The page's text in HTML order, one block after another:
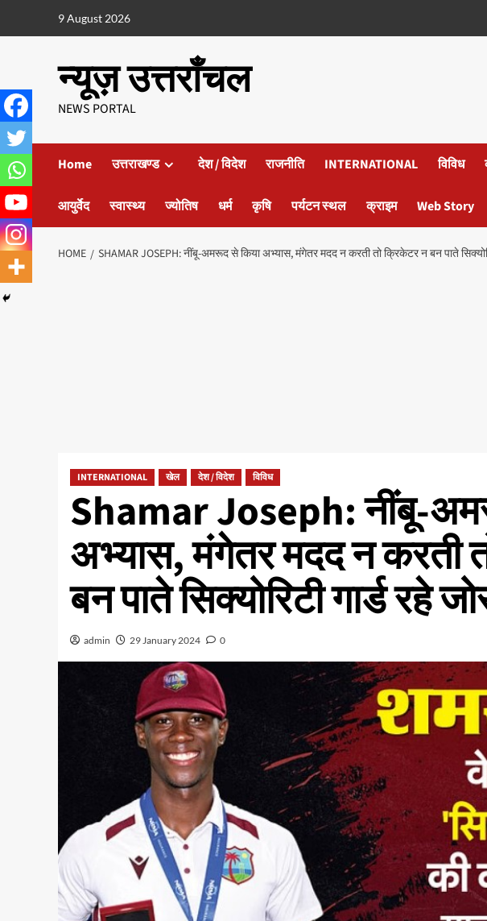
9 August 2026
न्यूज़ उत्तराँचल
NEWS PORTAL
Home उत्तराखण्ड देश / विदेश राजनीति INTERNATIONAL विविध
आयुर्वेद स्वास्थ्य ज्योतिष धर्म कृषि पर्यटन स्थल क्राइम Web Story
HOME SHAMAR JOSEPH: नींबू-अमरूद से किया अभ्यास, मंगेतर मदद न करती तो क्रिकेटर न बन पाते
INTERNATIONAL खेल देश / विदेश विविध
Shamar Joseph: नींबू-
अभ्यास, मंगेतर मदद न करती
बन पाते सिक्योरिटी गार्ड रहे
admin 29 January 2024 0